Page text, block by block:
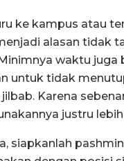
ke kampus atau
alasan tidak
waktu juga
untuk tidak
Karena
justru
siapkanlah